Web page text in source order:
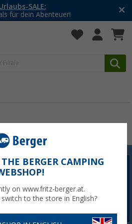
SALE:
für dein Abenteuer!
sichern
BERGER CAMPING
on www.fritz-berger.at.
to the store in English?